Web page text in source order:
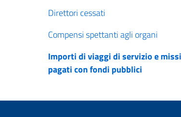
Direttori cessati
Compensi spettanti agli organi
Importi di viaggi di servizio e
pagati con fondi pubblici